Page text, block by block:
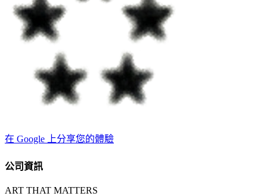
在 Google 上分享您的體驗
公司資訊
ART THAT MATTERS